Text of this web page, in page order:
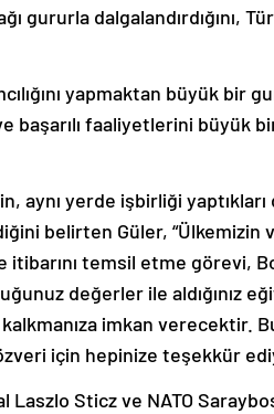
gururla dalgalandırdığını,
yapmaktan büyük bir
başarılı faaliyetlerini büyük
aynı yerde işbirliği yaptıkları
belirten Güler, “Ülkemizin
itibarını temsil etme görevi,
değerler ile aldığınız
imkan verecektir.
için hepinize teşekkür
Laszlo Sticz ve NATO